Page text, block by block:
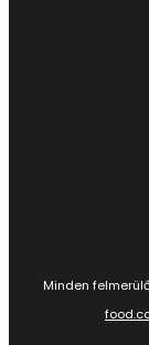
Minden